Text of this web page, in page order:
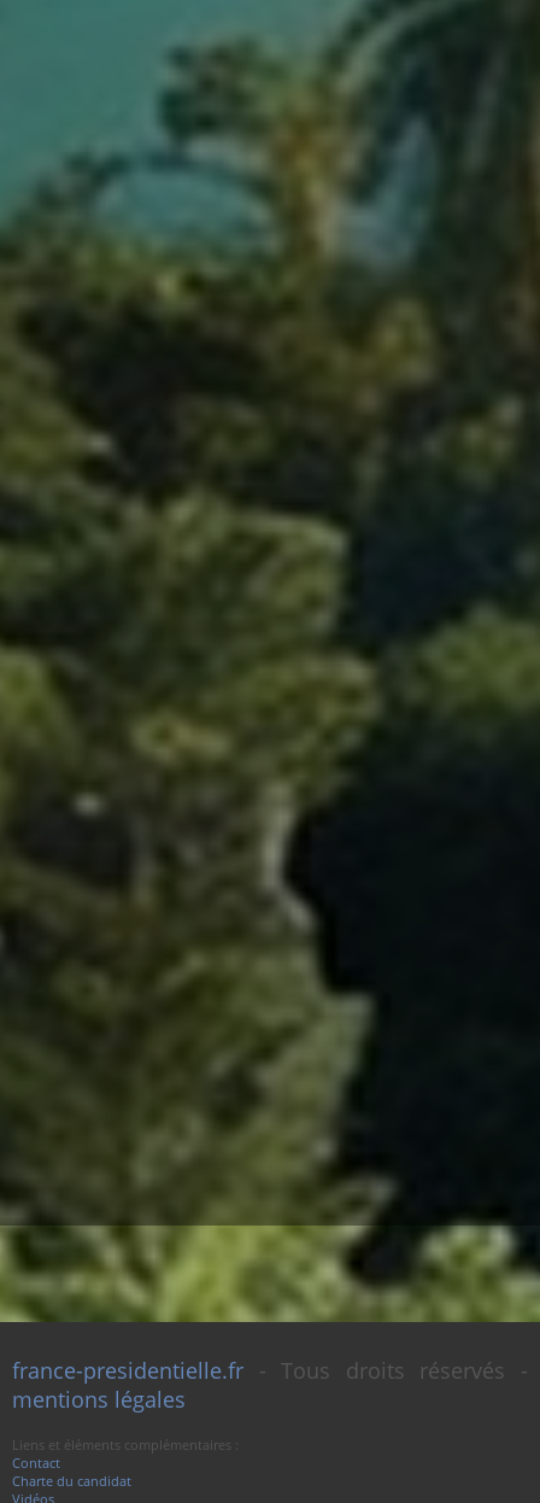
france-presidentielle.fr - Tous droits réservés -
mentions légales
Liens et éléments complémentaires :
Contact
Charte du candidat
Vidéos